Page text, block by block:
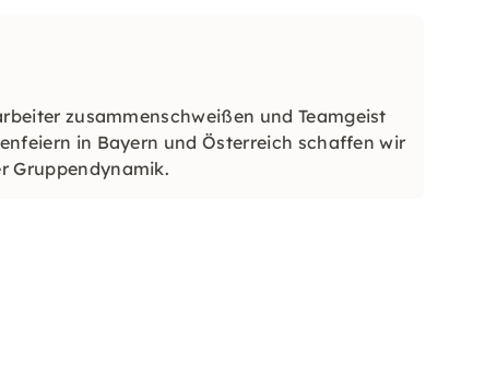
zusammenschweißen und Teamgeist
in Bayern und Österreich schaffen wir
Gruppendynamik.